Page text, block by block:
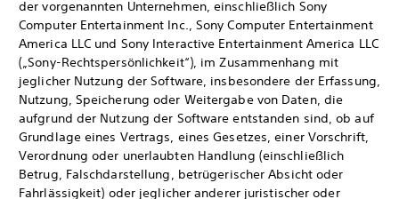
der vorgenannten Unternehmen, einschließlich Sony
Computer Entertainment Inc., Sony Computer Entertainment
America LLC und Sony Interactive Entertainment America LLC
(„Sony-Rechtspersönlichkeit“), im Zusammenhang mit
jeglicher Nutzung der Software, insbesondere der Erfassung,
Nutzung, Speicherung oder Weitergabe von Daten, die
aufgrund der Nutzung der Software entstanden sind, ob auf
Grundlage eines Vertrags, eines Gesetzes, einer Vorschrift,
Verordnung oder unerlaubten Handlung (einschließlich
Betrug, Falschdarstellung, betrügerischer Absicht oder
Fahrlässigkeit) oder jeglicher anderer juristischer oder